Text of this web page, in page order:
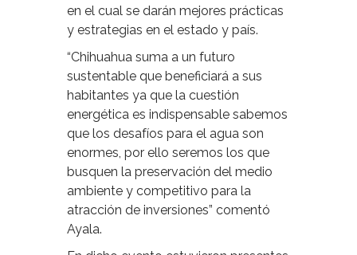
en el cual se darán mejores prácticas
y estrategias en el estado y país.
“Chihuahua suma a un futuro
sustentable que beneficiará a sus
habitantes ya que la cuestión
energética es indispensable sabemos
que los desafíos para el agua son
enormes, por ello seremos los que
busquen la preservación del medio
ambiente y competitivo para la
atracción de inversiones” comentó
Ayala.